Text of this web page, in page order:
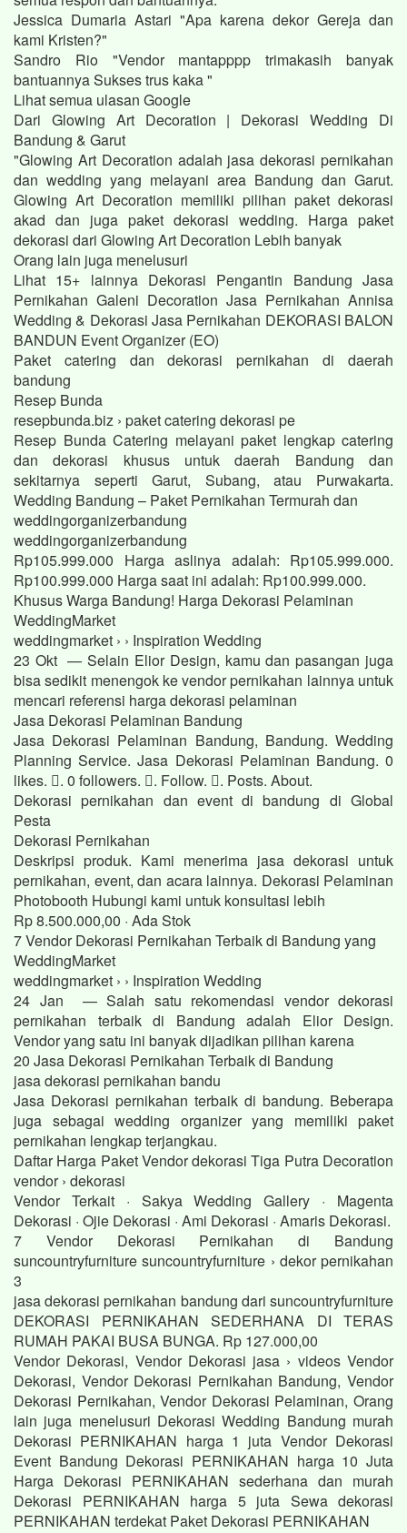
Jessica Dumaria Astari "Apa karena dekor Gereja dan
kami Kristen?"
Sandro Rio "Vendor mantapppp trimakasih banyak
bantuannya Sukses trus kaka "
Lihat semua ulasan Google
Dari Glowing Art Decoration | Dekorasi Wedding Di
Bandung & Garut
"Glowing Art Decoration adalah jasa dekorasi pernikahan
dan wedding yang melayani area Bandung dan Garut.
Glowing Art Decoration memiliki pilihan paket dekorasi
akad dan juga paket dekorasi wedding. Harga paket
dekorasi dari Glowing Art Decoration Lebih banyak
Orang lain juga menelusuri
Lihat 15+ lainnya Dekorasi Pengantin Bandung Jasa
Pernikahan Galeni Decoration Jasa Pernikahan Annisa
Wedding & Dekorasi Jasa Pernikahan DEKORASI BALON
BANDUN Event Organizer (EO)
Paket catering dan dekorasi pernikahan di daerah
bandung
Resep Bunda
resepbunda.biz › paket catering dekorasi pe
Resep Bunda Catering melayani paket lengkap catering
dan dekorasi khusus untuk daerah Bandung dan
sekitarnya seperti Garut, Subang, atau Purwakarta.
Wedding Bandung – Paket Pernikahan Termurah dan
weddingorganizerbandung
weddingorganizerbandung
Rp105.999.000 Harga aslinya adalah: Rp105.999.000.
Rp100.999.000 Harga saat ini adalah: Rp100.999.000.
Khusus Warga Bandung! Harga Dekorasi Pelaminan
WeddingMarket
weddingmarket › › Inspiration Wedding
23 Okt — Selain Elior Design, kamu dan pasangan juga
bisa sedikit menengok ke vendor pernikahan lainnya untuk
mencari referensi harga dekorasi pelaminan
Jasa Dekorasi Pelaminan Bandung
Jasa Dekorasi Pelaminan Bandung, Bandung. Wedding
Planning Service. Jasa Dekorasi Pelaminan Bandung. 0
likes. 󱞋. 0 followers. 󱙶. Follow. 󰟝. Posts. About.
Dekorasi pernikahan dan event di bandung di Global
Pesta
Dekorasi Pernikahan
Deskripsi produk. Kami menerima jasa dekorasi untuk
pernikahan, event, dan acara lainnya. Dekorasi Pelaminan
Photobooth Hubungi kami untuk konsultasi lebih
Rp 8.500.000,00 · ‎Ada Stok
7 Vendor Dekorasi Pernikahan Terbaik di Bandung yang
WeddingMarket
weddingmarket › › Inspiration Wedding
24 Jan — Salah satu rekomendasi vendor dekorasi
pernikahan terbaik di Bandung adalah Elior Design.
Vendor yang satu ini banyak dijadikan pilihan karena
20 Jasa Dekorasi Pernikahan Terbaik di Bandung
jasa dekorasi pernikahan bandu
Jasa Dekorasi pernikahan terbaik di bandung. Beberapa
juga sebagai wedding organizer yang memiliki paket
pernikahan lengkap terjangkau.
Daftar Harga Paket Vendor dekorasi Tiga Putra Decoration
vendor › dekorasi
Vendor Terkait · Sakya Wedding Gallery · Magenta
Dekorasi · Ojie Dekorasi · Ami Dekorasi · Amaris Dekorasi.
7 Vendor Dekorasi Pernikahan di Bandung
suncountryfurniture suncountryfurniture › dekor pernikahan
3
jasa dekorasi pernikahan bandung dari suncountryfurniture
DEKORASI PERNIKAHAN SEDERHANA DI TERAS
RUMAH PAKAI BUSA BUNGA. Rp 127.000,00
Vendor Dekorasi, Vendor Dekorasi jasa › videos Vendor
Dekorasi, Vendor Dekorasi Pernikahan Bandung, Vendor
Dekorasi Pernikahan, Vendor Dekorasi Pelaminan, Orang
lain juga menelusuri Dekorasi Wedding Bandung murah
Dekorasi PERNIKAHAN harga 1 juta Vendor Dekorasi
Event Bandung Dekorasi PERNIKAHAN harga 10 Juta
Harga Dekorasi PERNIKAHAN sederhana dan murah
Dekorasi PERNIKAHAN harga 5 juta Sewa dekorasi
PERNIKAHAN terdekat Paket Dekorasi PERNIKAHAN